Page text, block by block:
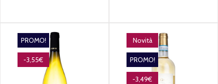
PROMO!
-3,55€
Novità
PROMO!
-3,49€